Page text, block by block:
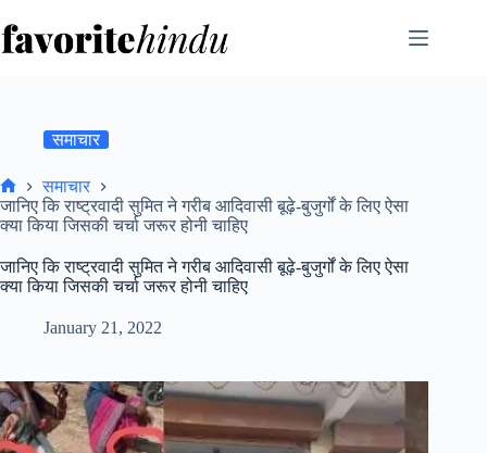
to
content
समाचार
Home
समाचार
जानिए कि राष्ट्रवादी सुमित ने गरीब आदिवासी बूढ़े-बुजुर्गों के लिए ऐसा
क्या किया जिसकी चर्चा जरूर होनी चाहिए
जानिए कि राष्ट्रवादी सुमित ने गरीब आदिवासी बूढ़े-बुजुर्गों के लिए ऐसा
क्या किया जिसकी चर्चा जरूर होनी चाहिए
January 21, 2022